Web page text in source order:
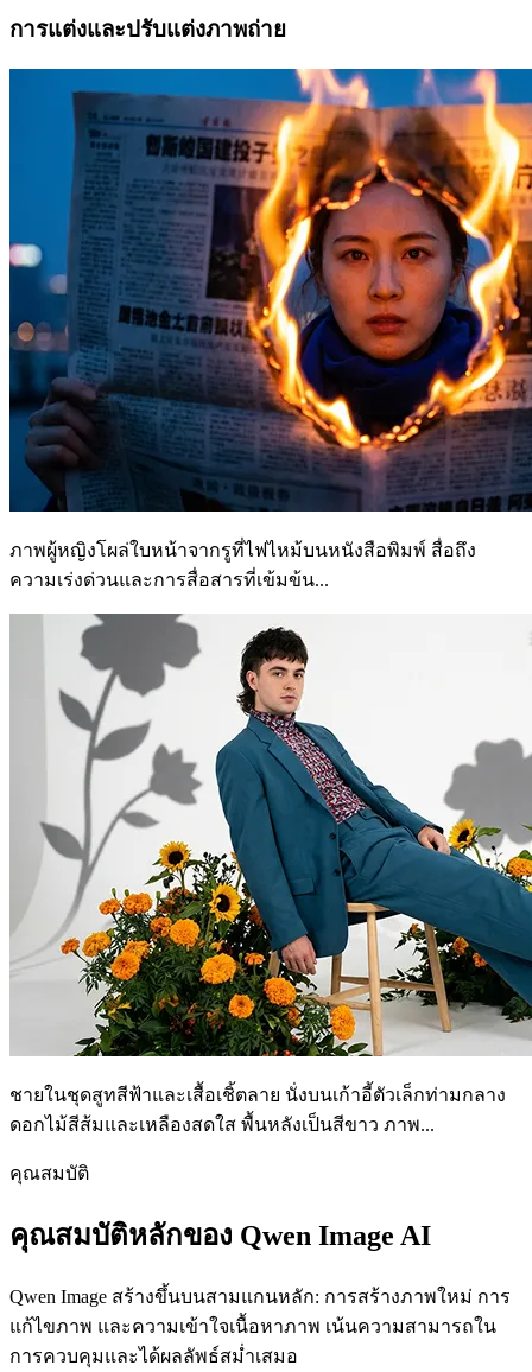
การแต่งและปรับแต่งภาพถ่าย
ภาพผู้หญิงโผล่ใบหน้าจากรูที่ไฟไหม้บนหนังสือพิมพ์ สื่อถึง
ความเร่งด่วนและการสื่อสารที่เข้มข้น...
ชายในชุดสูทสีฟ้าและเสื้อเชิ้ตลาย นั่งบนเก้าอี้ตัวเล็กท่ามกลาง
ดอกไม้สีส้มและเหลืองสดใส พื้นหลังเป็นสีขาว ภาพ...
คุณสมบัติ
คุณสมบัติหลักของ Qwen Image AI
Qwen Image สร้างขึ้นบนสามแกนหลัก: การสร้างภาพใหม่ การ
แก้ไขภาพ และความเข้าใจเนื้อหาภาพ เน้นความสามารถใน
การควบคุมและได้ผลลัพธ์สม่ำเสมอ